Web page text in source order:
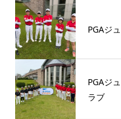
PGAジ
PGAジ
ラブ